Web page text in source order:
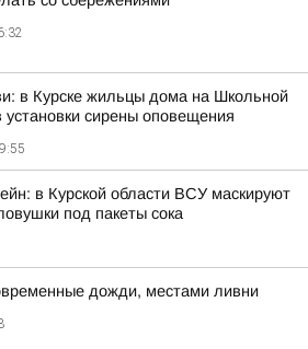
в Курске жильцы дома на Школьной
установки сирены оповещения
в Курской области ВСУ маскируют
под пакеты сока
дожди, местами ливни